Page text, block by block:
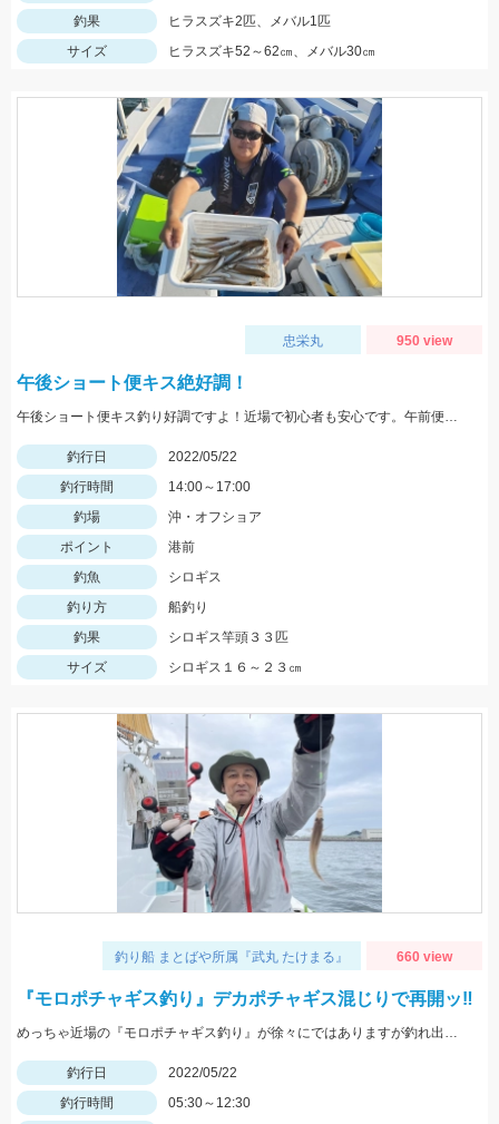
釣果
ヒラスズキ2匹、メバル1匹
サイズ
ヒラスズキ52～62㎝、メバル30㎝
忠栄丸 950 view
午後ショート便キス絶好調！
午後ショート便キス釣り好調ですよ！近場で初心者も安心です。午前便ではイサキ釣りへ出船中！
釣行日
2022/05/22
釣行時間
14:00～17:00
釣場
沖・オフショア
ポイント
港前
釣魚
シロギス
釣り方
船釣り
釣果
シロギス竿頭３３匹
サイズ
シロギス１６～２３㎝
釣り船 まとばや所属『武丸 たけまる』 660 view
『モロポチャギス釣り』デカポチャギス混じりで再開ッ‼︎
めっちゃ近場の『モロポチャギス釣り』が徐々にではありますが釣れ出して来てますよッ(*⁰▿⁰*)
釣行日
2022/05/22
釣行時間
05:30～12:30